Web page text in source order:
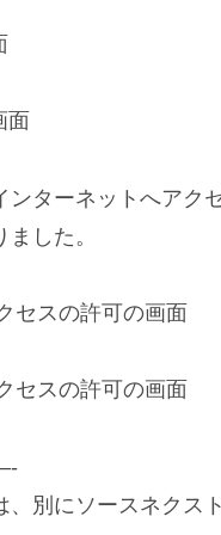
ンターネットへアク
した。
、別にソースネクス